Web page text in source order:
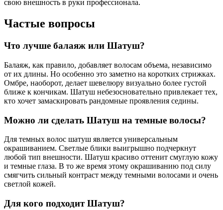
свою внешность в руки профессионала.
Частые вопросы
Что лучше балаяж или Шатуш?
Балаяж, как правило, добавляет волосам объема, независимо
от их длины. Но особенно это заметно на коротких стрижках.
Омбре, наоборот, делает шевелюру визуально более густой
ближе к кончикам. Шатуш небезосновательно привлекает тех,
кто хочет замаскировать рандомные проявления седины.
Можно ли сделать Шатуш на темные волосы?
Для темных волос шатуш является универсальным
окрашиванием. Светлые блики выигрышно подчеркнут
любой тип внешности. Шатуш красиво оттенит смуглую кожу
и темные глаза. В то же время этому окрашиванию под силу
смягчить сильный контраст между темными волосами и очень
светлой кожей.
Для кого подходит Шатуш?